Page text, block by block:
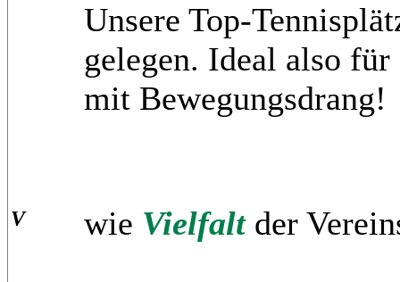
Unsere Top-
gelegen. Ideal also
mit Bewegungsdrang!
V wie Vielfalt der